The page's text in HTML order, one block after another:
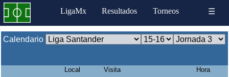
LigaMx Resultados Torneos ☰
Calendario
Local Visita
Hora